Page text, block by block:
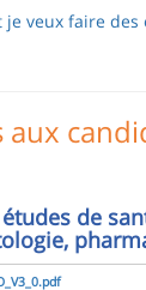
veux faire
aux
de